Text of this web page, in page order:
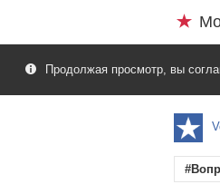
Продолжая просмотр, вы